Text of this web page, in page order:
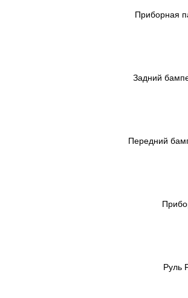
Приборная
Задний
Передний
Руль